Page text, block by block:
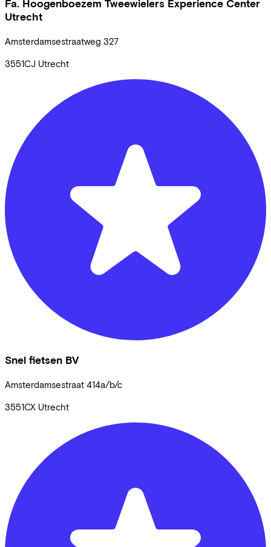
Fa. Hoogenboezem Tweewielers Experience Center
Utrecht
Amsterdamsestraatweg 327
3551CJ Utrecht
Snel fietsen BV
Amsterdamsestraat 414a/b/c
3551CX Utrecht